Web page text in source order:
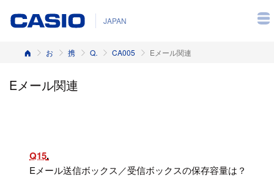
JAPAN
ホーム お客様サポート 携帯電話 Q&A（よくある質問と答え） CA005 Eメール関連
Eメール関連
Q15
Eメール送信ボックス／受信ボックスの保存容量は？